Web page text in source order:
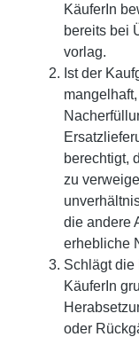
KäuferIn
bereits bei
vorlag.
Ist der
berechtigt,
zu
die andere
erhebliche
Schlägt die
KäuferIn
oder